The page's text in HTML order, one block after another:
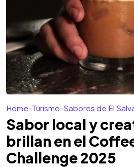
Home-Turismo-Sabores de El
Sabor local y
brillan en el
Challenge 2025